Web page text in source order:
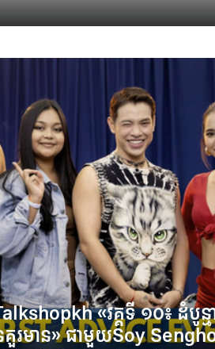
«វគ្គទី ១០៖ ដំបូន្
រមាន»​ ជាមួយSoy